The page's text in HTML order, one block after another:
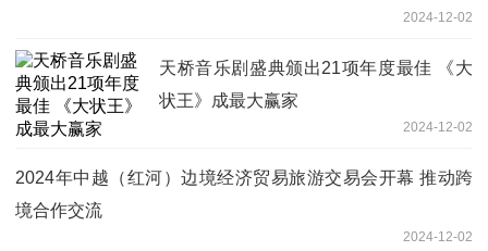
2024-12-02
天桥音乐剧盛典颁出21项年度最佳 《大
状王》成最大赢家
2024-12-02
2024年中越（红河）边境经济贸易旅游交易会开幕 推动跨
境合作交流
2024-12-02